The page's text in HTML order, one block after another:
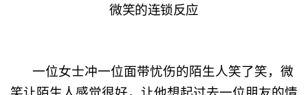
微笑的连锁反应
一位女士冲一位面带忧伤的陌生人笑了笑，微